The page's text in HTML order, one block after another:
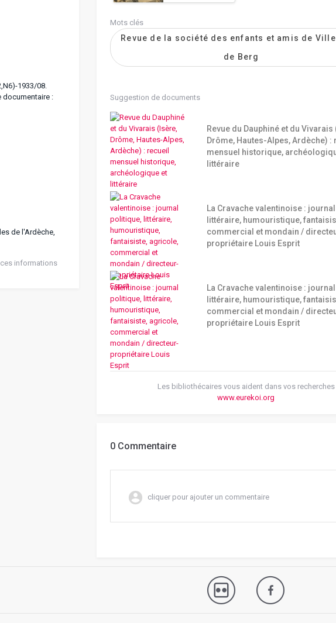
1933/08.
documentaire :
de l'Ardèche,
informations
Mots clés
Revue de la société des enfants et amis de
de Berg
Suggestion de documents
Revue du Dauphiné et du Vivarais
Drôme, Hautes-Alpes, Ardèche) :
mensuel historique,
littéraire
La Cravache valentinoise :
littéraire, humouristique,
commercial et mondain /
propriétaire Louis Esprit
La Cravache valentinoise :
littéraire, humouristique,
commercial et mondain /
propriétaire Louis Esprit
Les bibliothécaires vous aident dans vos recherches
www.eurekoi.org
0 Commentaire
cliquer pour ajouter un commentaire